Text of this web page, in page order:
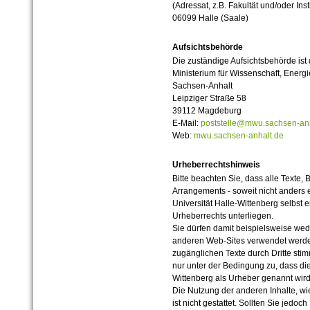
(Adressat, z.B. Fakultät und/oder
06099 Halle (Saale)
Aufsichtsbehörde
Die zuständige Aufsichtsbehörde ist
Ministerium für Wissenschaft,
Sachsen-Anhalt
Leipziger Straße 58
39112 Magdeburg
E-Mail: poststelle@mwu.sachsen-
Web: mwu.sachsen-anhalt.de
Urheberrechtshinweis
Bitte beachten Sie, dass alle Texte,
Arrangements - soweit nicht anders
Universität Halle-Wittenberg selbst
Urheberrechts unterliegen.
Sie dürfen damit beispielsweise
anderen Web-Sites verwendet
zugänglichen Texte durch Dritte
nur unter der Bedingung zu, dass
Wittenberg als Urheber genannt
Die Nutzung der anderen Inhalte,
ist nicht gestattet. Sollten Sie